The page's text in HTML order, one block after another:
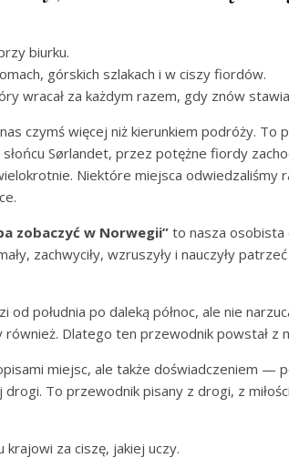
biurku.
górskich szlakach i w ciszy fiordów.
wracał za każdym razem, gdy znów
czymś więcej niż kierunkiem podróży.
Sørlandet, przez potężne fiordy
Niektóre miejsca odwiedzaliśmy
zobaczyć w Norwegii”to nasza osobista
zachwyciły, wzruszyły i nauczyły
od południa po daleką północ, ale nie
Dlatego ten przewodnik powstał z
miejsc, ale także doświadczeniem —
To przewodnik pisany z drogi, z
krajowi za ciszę, jakiej uczy.